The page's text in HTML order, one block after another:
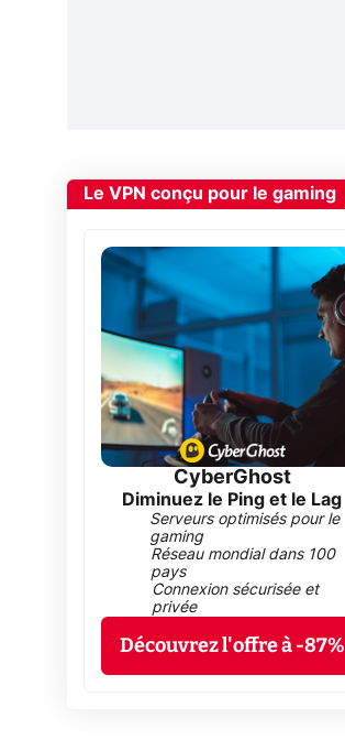
Le VPN conçu pour le gaming
CyberGhost
Diminuez le Ping et le Lag
Serveurs optimisés pour le
gaming
Réseau mondial dans 100
pays
Connexion sécurisée et
privée
Découvrez l'offre à -87%